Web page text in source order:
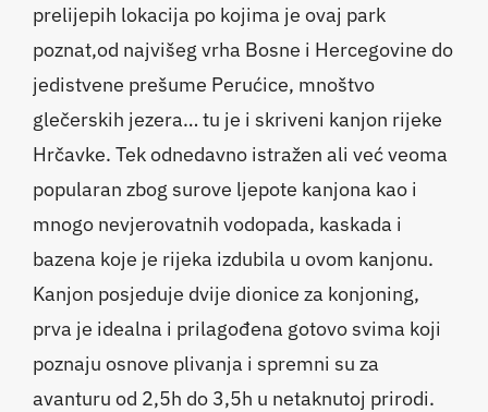
prelijepih lokacija po kojima je ovaj park
poznat,od najvišeg vrha Bosne i Hercegovine do
jedistvene prešume Perućice, mnoštvo
glečerskih jezera… tu je i skriveni kanjon rijeke
Hrčavke. Tek odnedavno istražen ali već veoma
popularan zbog surove ljepote kanjona kao i
mnogo nevjerovatnih vodopada, kaskada i
bazena koje je rijeka izdubila u ovom kanjonu.
Kanjon posjeduje dvije dionice za konjoning,
prva je idealna i prilagođena gotovo svima koji
poznaju osnove plivanja i spremni su za
avanturu od 2,5h do 3,5h u netaknutoj prirodi.